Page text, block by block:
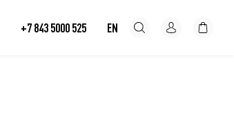
+7 843 5000 525 EN